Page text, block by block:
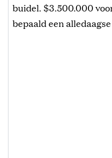
buidel. $3.500.000
bepaald een